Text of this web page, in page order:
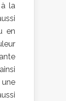
la
en